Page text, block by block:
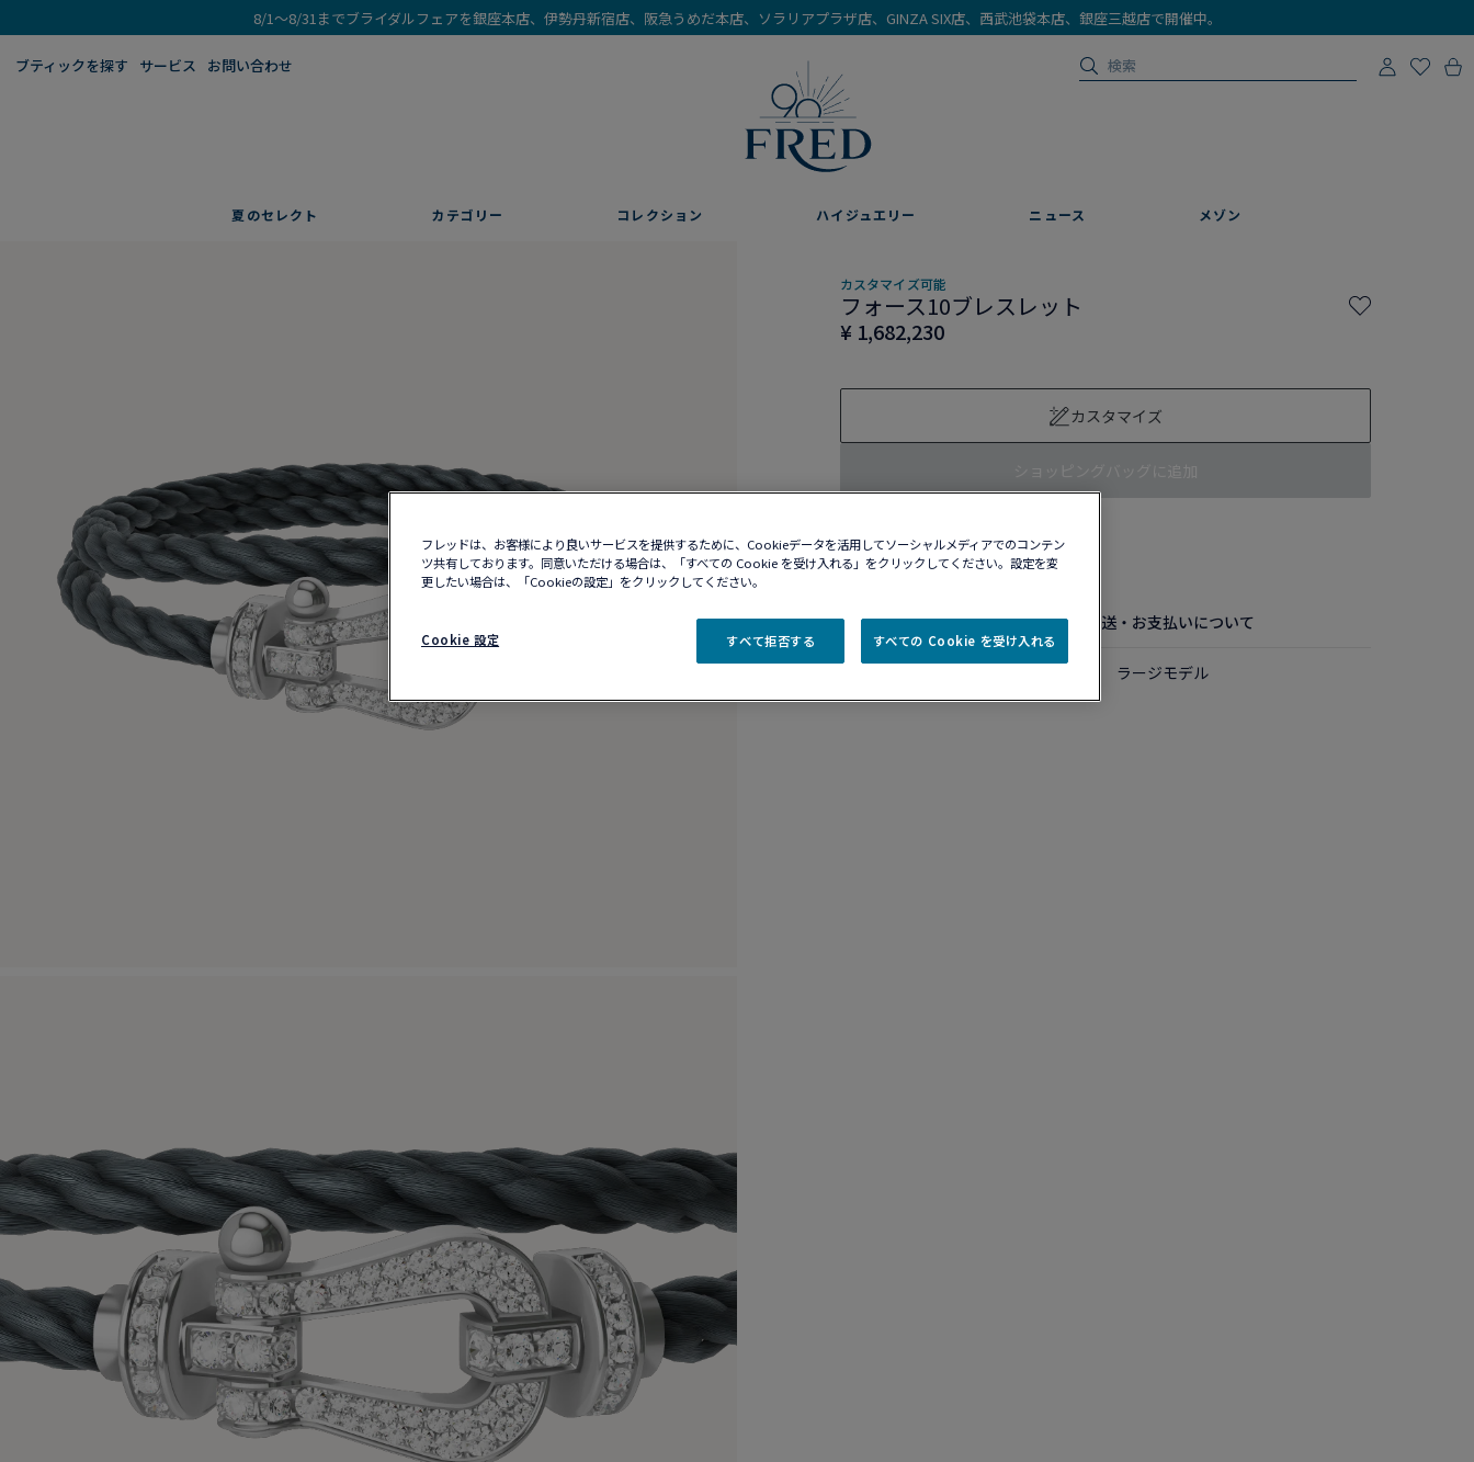
8/1～8/31までブライダルフェアを銀座本店、伊勢丹新宿店、阪急うめだ本店、ソラリアプラザ店、GINZA SIX店、西武池袋本店、銀座三越店で開催中。
ブティックを探す​ サービス お問い合わせ
夏のセレクト カテゴリー コレクション ハイジュエリー ニュース メゾン
カスタマイズ可能
フォース10ブレスレット
¥ 1,682,230
カスタマイズ
ショッピングバッグに追加
ブティックの在庫を確認する​
商品説明 詳細​ お手入れ方法 配送・お支払いについて
18K ホワイトゴールド ダイアモンド ラージモデル
フレッドは、お客様により良いサービスを提供するために、Cookieデータを活用してソーシャルメディアでのコンテン
ツ共有しております。同意いただける場合は、「すべての Cookie を受け入れる」をクリックしてください。設定を変
更したい場合は、「Cookieの設定」をクリックしてください。
Cookie 設定 すべて拒否する すべての Cookie を受け入れる